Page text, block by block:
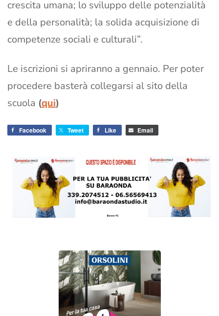
crescita umana; lo sviluppo delle potenzialità
e della personalità; la solida acquisizione di
competenze sociali e culturali”.
Le iscrizioni si apriranno a gennaio. Per poter
procedere basterà collegarsi al sito della
scuola (qui)
Facebook Tweet Like Email